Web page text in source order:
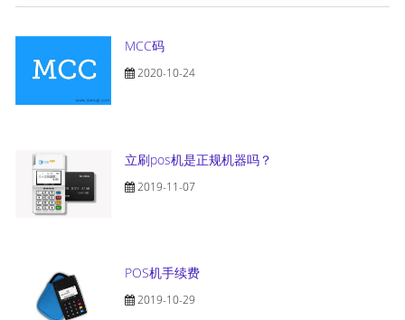
MCC码
2020-10-24
立刷pos机是正规机器吗？
2019-11-07
POS机手续费
2019-10-29